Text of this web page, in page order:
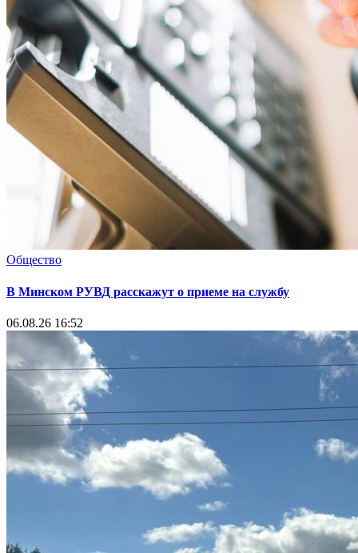
Общество
В Минском РУВД расскажут о приеме на службу
06.08.26 16:52